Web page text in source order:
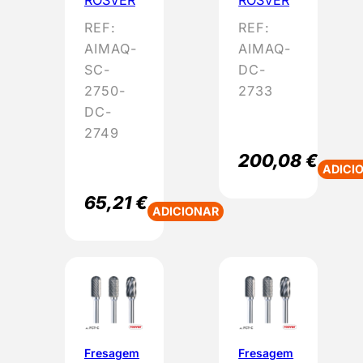
REF:
AIMAQ-
SC-
2750-
DC-
2749
65,21€ ADICIONAR
REF:
AIMAQ-
DC-
2733
200,08€
Fresagem Fresagem